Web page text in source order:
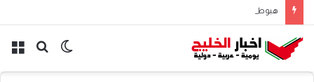
هبوط الأسهم والذهب وصعود النفط يعقّد مسار الفدرالي
بحث الوضع